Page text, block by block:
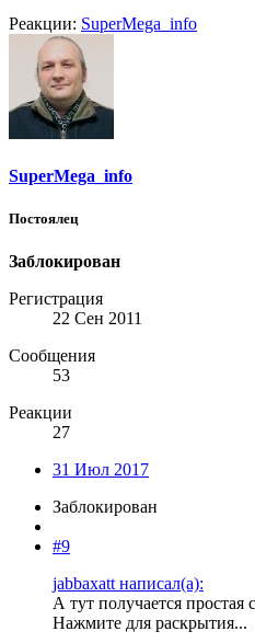
Реакции: SuperMega_info
SuperMega_info
Постоялец
Заблокирован
Регистрация
22 Сен 2011
Сообщения
53
Реакции
27
31 Июл 2017
Заблокирован
#9
jabbaxatt написал(а):
А тут получается простая
Нажмите для раскрытия...